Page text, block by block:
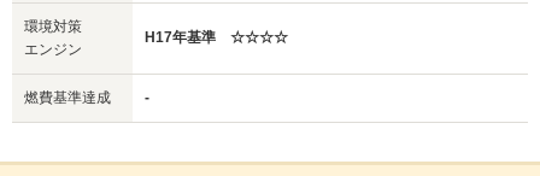
環境対策
エンジン
H17年基準 ☆☆☆☆
燃費基準達成 -